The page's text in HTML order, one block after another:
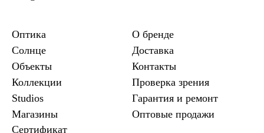
Оптика
Солнце
Объекты
Коллекции
Studios
Магазины
Сертификат
О бренде
Доставка
Контакты
Проверка зрения
Гарантия и ремонт
Оптовые продажи